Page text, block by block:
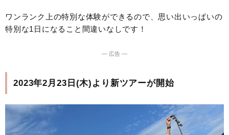
ワンランク上の特別な体験ができるので、思い出いっぱいの
特別な1日になること間違いなしです！
― 広告 ―
2023年2月23日(木)より新ツアーが開始